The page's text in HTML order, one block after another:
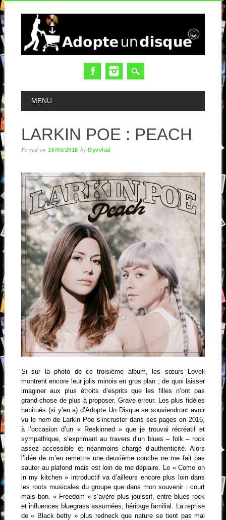
MAIN MENU
MENU
LARKIN POE : PEACH
Posted on16/05/2018 byDyvvlad
Si sur la photo de ce troisième album, les sœurs Lovell
montrent encore leur jolis minois en gros plan ; de quoi laisser
imaginer aux plus étroits d’esprits que les filles n’ont pas
grand-chose de plus à proposer. Grave erreur. Les plus fidèles
habitués (si y’en a) d’Adopte Un Disque se souviendront avoir
vu le nom de Larkin Poe s’incruster dans ses pages en 2016,
à l’occasion d’un « Reskinned » que je trouvai récréatif et
sympathique, s’exprimant au travers d’un blues – folk – rock
assez accessible et néanmoins chargé d’authenticité. Alors
l’idée de m’en remettre une deuxième couche ne me fait pas
sauter au plafond mais est loin de me déplaire. Le « Come on
in my kitchen » introductif va d’ailleurs encore plus loin dans
les roots musicales du groupe que dans mon souvenir : court
mais bon. « Freedom » s’avère plus jouissif, entre blues rock
et influences bluegrass assumées, héritage familial. La reprise
de « Black betty » plus redneck que nature se tient pas mal